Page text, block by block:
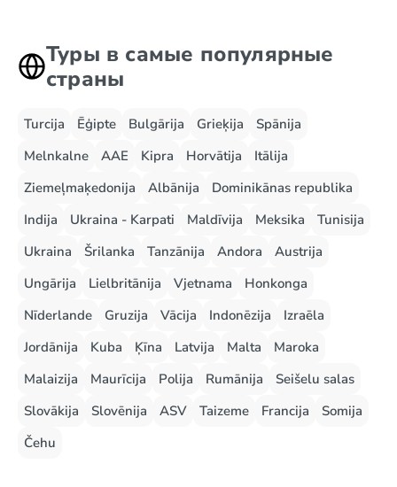
Туры в самые популярные
страны
Turcija Ēģipte Bulgārija Grieķija
Spānija
Melnkalne
AAE Kipra Horvātija
Itālija
Ziemeļmaķedonija
Albānija
Dominikānas republika
Indija
Ukraina - Karpati Maldīvija Meksika
Tunisija
Ukraina
Šrilanka Tanzānija Andora
Austrija
Ungārija
Lielbritānija Vjetnama
Honkonga
Nīderlande
Gruzija Vācija Indonēzija
Izraēla
Jordānija
Kuba Ķīna Latvija Malta
Maroka
Malaizija
Maurīcija Polija Rumānija
Seišelu salas
Slovākija
Slovēnija ASV Taizeme Francija
Somija
Čehu